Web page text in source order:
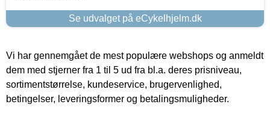
Se udvalget på eCykelhjelm.dk
Vi har gennemgået de mest populære webshops og anmeldt
dem med stjerner fra 1 til 5 ud fra bl.a. deres prisniveau,
sortimentstørrelse, kundeservice, brugervenlighed,
betingelser, leveringsformer og betalingsmuligheder.